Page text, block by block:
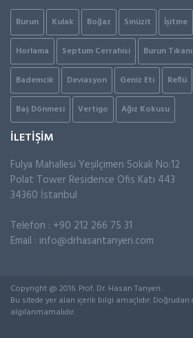
Burun Kulak Boğaz Sinüzit İşitme
Horlama Septum Cerrahisi Burun
Bademcik Deviasyon Geniz Eti Reflü
Baş Dönmesi Vertigo Ağız Kokusu
İLETİŞİM
Fulya Mahallesi Yeşilçimen Sokak No:12
Polat Tower Residence Ofis Katı 443
34360 İstanbul
Telefon : +90 212 266 75 31
Email : info@drhasantanyeri.com
Copyright @ 2016. Prof. Dr. Hasan Tanyeri.
Bu sitede yer alan içerik bilgi amaçlıdır.
algılanmamalıdır.